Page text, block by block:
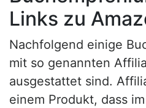
Links zu
Nachfolgend einige
mit so genannten
ausgestattet sind.
einem Produkt, dass